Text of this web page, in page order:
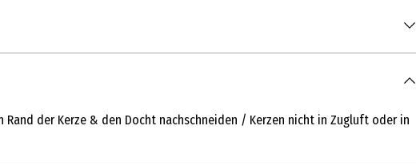
der Kerze & den Docht nachschneiden / Kerzen nicht in Zugluft oder in